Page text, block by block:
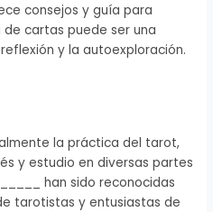
consejos y guía para
cartas puede ser una
y la autoexploración.
la práctica del tarot,
y estudio en diversas partes
han sido reconocidas
tarotistas y entusiastas de